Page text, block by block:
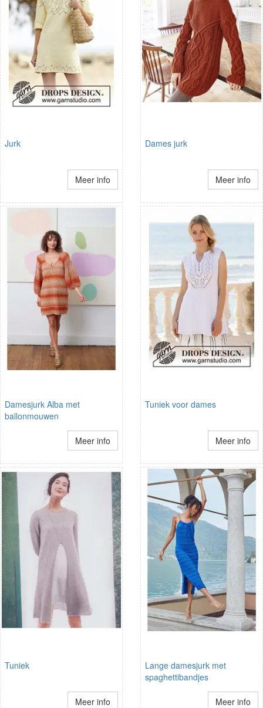
Jurk
Meer info
Dames jurk
Meer info
Damesjurk Alba met
ballonmouwen
Meer info
Tuniek voor dames
Meer info
Tuniek
Meer info
Lange damesjurk met
spaghettibandjes
Meer info